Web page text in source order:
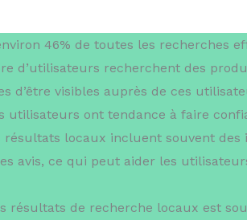
46% de toutes les recherches
d’utilisateurs recherchent des
d’être visibles auprès de ces
utilisateurs ont tendance à faire
locaux incluent souvent
avis, ce qui peut aider les
résultats de recherche locaux est